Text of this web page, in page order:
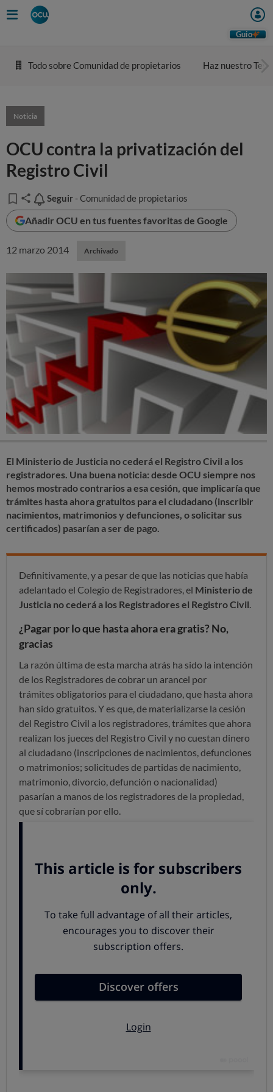
Guio
Todo sobre Comunidad de propietarios Haz nuestro Test
Noticia
OCU contra la privatización del
Registro Civil
Seguir
Seguir - Comunidad de propietarios
Añadir OCU en tus fuentes favoritas de Google
12 marzo 2014 Archivado
El Ministerio de Justicia no cederá el Registro Civil a los
registradores. Una buena noticia: desde OCU siempre nos
hemos mostrado contrarios a esa cesión, que implicaría que
trámites hasta ahora gratuitos para el ciudadano (inscribir
nacimientos, matrimonios y defunciones, o solicitar sus
certificados) pasarían a ser de pago.
Definitivamente, y a pesar de que las noticias que había
adelantado el Colegio de Registradores, el Ministerio de
Justicia no cederá a los Registradores el Registro Civil.
¿Pagar por lo que hasta ahora era gratis? No,
gracias
La razón última de esta marcha atrás ha sido la intención
de los Registradores de cobrar un arancel por
trámites obligatorios para el ciudadano, que hasta ahora
han sido gratuitos. Y es que, de materializarse la cesión
del Registro Civil a los registradores, trámites que ahora
realizan los jueces del Registro Civil y no cuestan dinero
al ciudadano (inscripciones de nacimientos, defunciones
o matrimonios; solicitudes de partidas de nacimiento,
matrimonio, divorcio, defunción o nacionalidad)
pasarían a manos de los registradores de la propiedad,
que sí cobrarían por ello.
que acometa unareforma profunda reforma del
sistema notarial y registral
, para que estos colectivos
pasen a ser funcionarios del Estado como el resto
dejen de cobrar un arancel que va en su propio beneficio
y no en el del servicio público que prestan.
Los registradores de la propiedad en entredicho
de los registradores de la propiedad, ya que
mismos los que interpretan las normas que regulan sus
contra de los intereses del consumidor, que a menudo